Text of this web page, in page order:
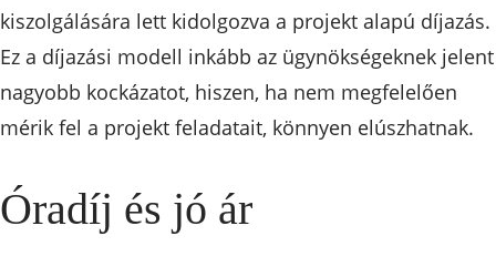
kiszolgálására lett kidolgozva a projekt alapú díjazás.
Ez a díjazási modell inkább az ügynökségeknek jelent
nagyobb kockázatot, hiszen, ha nem megfelelően
mérik fel a projekt feladatait, könnyen elúszhatnak.
Óradíj és jó ár